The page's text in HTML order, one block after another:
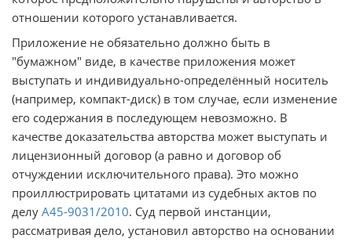
отношении которого устанавливается.
Приложение не обязательно должно быть в
"бумажном" виде, в качестве приложения может
выступать и индивидуально-определённый носитель
(например, компакт-диск) в том случае, если изменение
его содержания в последующем невозможно. В
качестве доказательства авторства может выступать и
лицензионный договор (а равно и договор об
отчуждении исключительного права). Это можно
проиллюстрировать цитатами из судебных актов по
делу А45-9031/2010. Суд первой инстанции,
рассматривая дело, установил авторство на основании